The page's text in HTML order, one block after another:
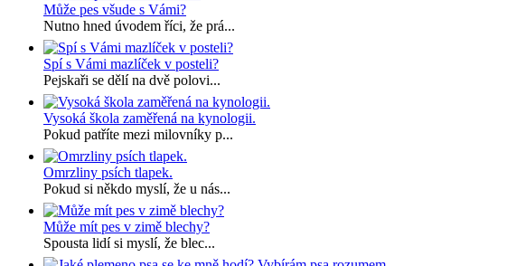
Může pes všude s Vámi?
Nutno hned úvodem říci, že prá...
Spí s Vámi mazlíček v posteli?
Pejskaři se dělí na dvě polovi...
Vysoká škola zaměřená na kynologii.
Pokud patříte mezi milovníky p...
Omrzliny psích tlapek.
Pokud si někdo myslí, že u nás...
Může mít pes v zimě blechy?
Spousta lidí si myslí, že blec...